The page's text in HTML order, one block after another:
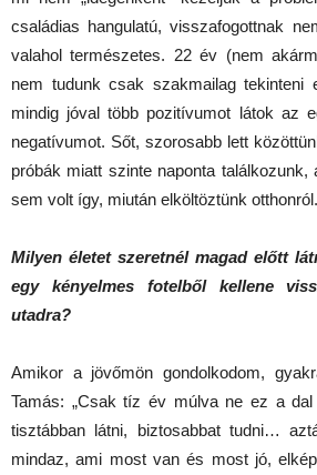
családias hangulatú, visszafogottnak
valahol természetes. 22 év (nem
nem tudunk csak szakmailag tekinteni
mindig jóval több pozitívumot látok az
negatívumot. Sőt, szorosabb lett
próbák miatt szinte naponta találkozunk,
sem volt így, miután elköltöztünk otthonról.
Milyen életet szeretnél magad előtt
egy kényelmes fotelből kellene
utadra?
Amikor a jövőmön gondolkodom,
Tamás: „Csak tíz év múlva ne ez a dal
tisztábban látni, biztosabbat tudni…
mindaz, ami most van és most jó,